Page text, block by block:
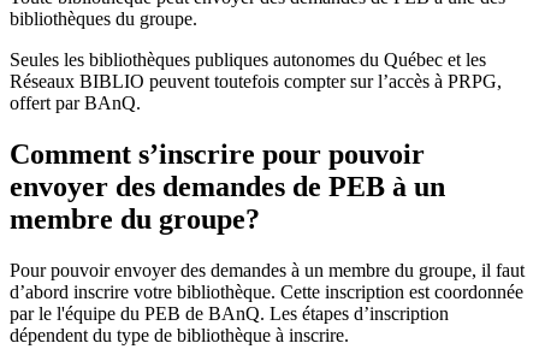
bibliothèques du groupe.
Seules les bibliothèques publiques autonomes du Québec et les
Réseaux BIBLIO peuvent toutefois compter sur l’accès à PRPG,
offert par BAnQ.
Comment s’inscrire pour pouvoir
envoyer des demandes de PEB à un
membre du groupe?
Pour pouvoir envoyer des demandes à un membre du groupe, il faut
d’abord inscrire votre bibliothèque. Cette inscription est coordonnée
par le l'équipe du PEB de BAnQ. Les étapes d’inscription
dépendent du type de bibliothèque à inscrire.